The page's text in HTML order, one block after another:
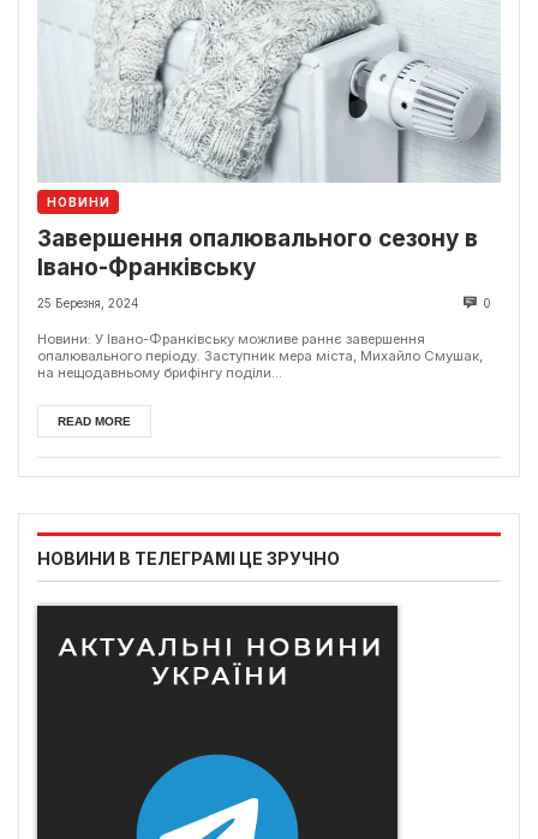
НОВИНИ
Завершення опалювального сезону в
Івано-Франківську
25 Березня, 2024 0
Новини: У Івано-Франківську можливе раннє завершення
опалювального періоду. Заступник мера міста, Михайло Смушак,
на нещодавньому брифінгу поділи...
READ MORE
НОВИНИ В ТЕЛЕГРАМІ ЦЕ ЗРУЧНО